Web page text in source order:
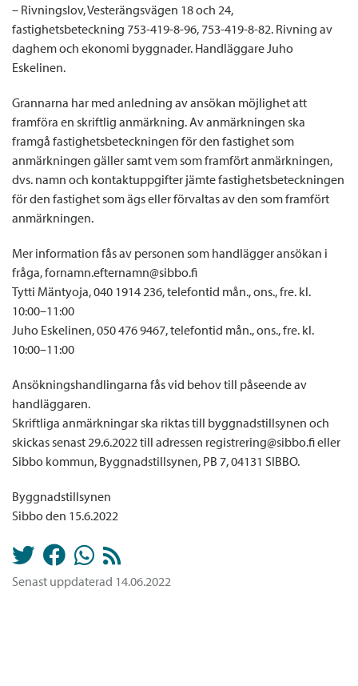
– Rivningslov, Vesterängsvägen 18 och 24,
fastighetsbeteckning 753-419-8-96, 753-419-8-82. Rivning av
daghem och ekonomi byggnader. Handläggare Juho
Eskelinen.
Grannarna har med anledning av ansökan möjlighet att
framföra en skriftlig anmärkning. Av anmärkningen ska
framgå fastighetsbeteckningen för den fastighet som
anmärkningen gäller samt vem som framfört anmärkningen,
dvs. namn och kontaktuppgifter jämte fastighetsbeteckningen
för den fastighet som ägs eller förvaltas av den som framfört
anmärkningen.
Mer information fås av personen som handlägger ansökan i
fråga, fornamn.efternamn@sibbo.fi
Tytti Mäntyoja, 040 1914 236, telefontid mån., ons., fre. kl.
10:00–11:00
Juho Eskelinen, 050 476 9467, telefontid mån., ons., fre. kl.
10:00–11:00
Ansökningshandlingarna fås vid behov till påseende av
handläggaren.
Skriftliga anmärkningar ska riktas till byggnadstillsynen och
skickas senast 29.6.2022 till adressen registrering@sibbo.fi eller
Sibbo kommun, Byggnadstillsynen, PB 7, 04131 SIBBO.
Byggnadstillsynen
Sibbo den 15.6.2022
Senast uppdaterad 14.06.2022